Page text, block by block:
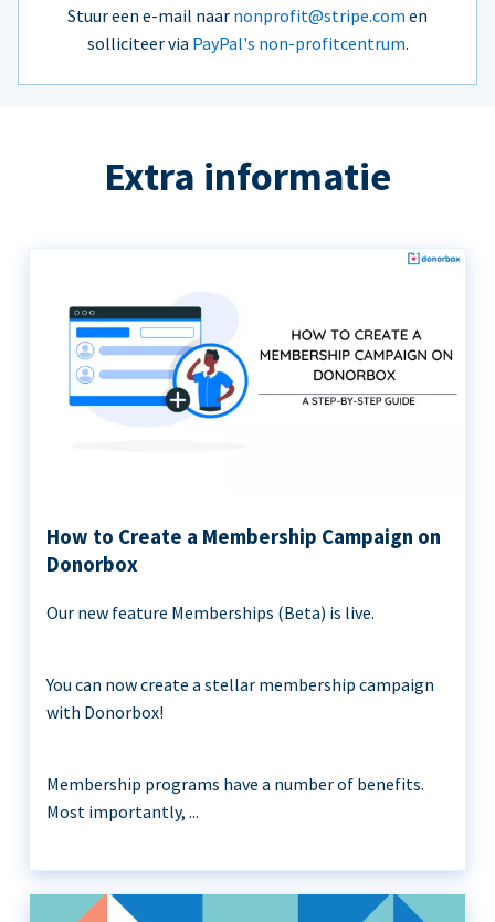
Stuur een e-mail naar nonprofit@stripe.com en
solliciteer via PayPal's non-profitcentrum.
Extra informatie
How to Create a Membership Campaign on
Donorbox
Our new feature Memberships (Beta) is live.
You can now create a stellar membership campaign
with Donorbox!
Membership programs have a number of benefits.
Most importantly, ...